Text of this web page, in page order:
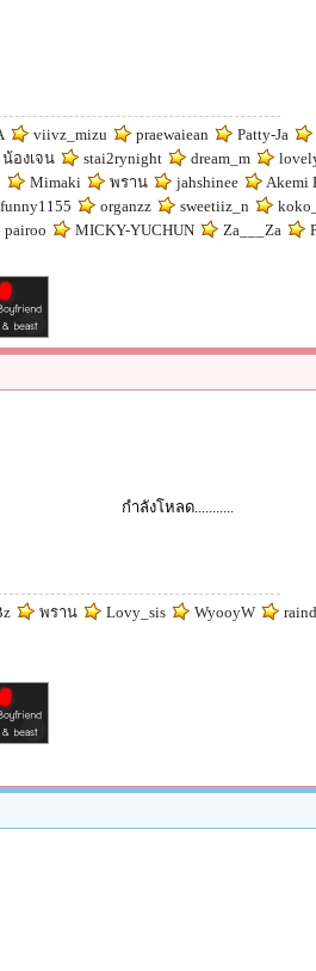
viivz_mizu praewaiean Patty-Ja
น้องเจน stai2rynight dream_m
Mimaki พราน jahshinee Akemi
funny1155 organzz sweetiiz_n
pairoo MICKY-YUCHUN Za___Za
กำลังโหลด...........
พราน Lovy_sis WyooyW